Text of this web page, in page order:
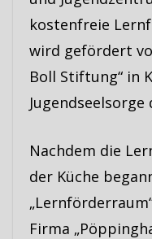
kostenfreie
wird gefördert
Boll Stiftung“ in
Nachdem die
der Küche
Firma